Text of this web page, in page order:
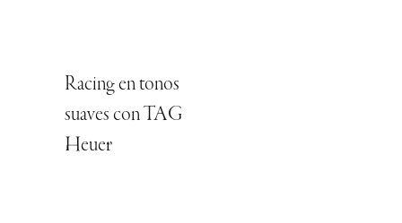
Racing en tonos
suaves con TAG
Heuer